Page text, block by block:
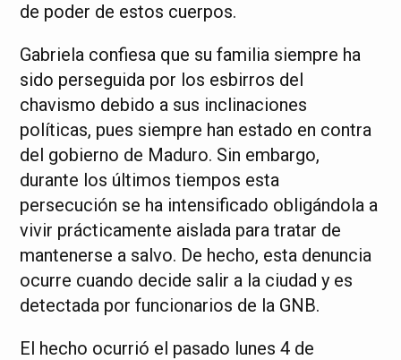
de poder de estos cuerpos.
Gabriela confiesa que su familia siempre ha
sido perseguida por los esbirros del
chavismo debido a sus inclinaciones
políticas, pues siempre han estado en contra
del gobierno de Maduro. Sin embargo,
durante los últimos tiempos esta
persecución se ha intensificado obligándola a
vivir prácticamente aislada para tratar de
mantenerse a salvo. De hecho, esta denuncia
ocurre cuando decide salir a la ciudad y es
detectada por funcionarios de la GNB.
El hecho ocurrió el pasado lunes 4 de